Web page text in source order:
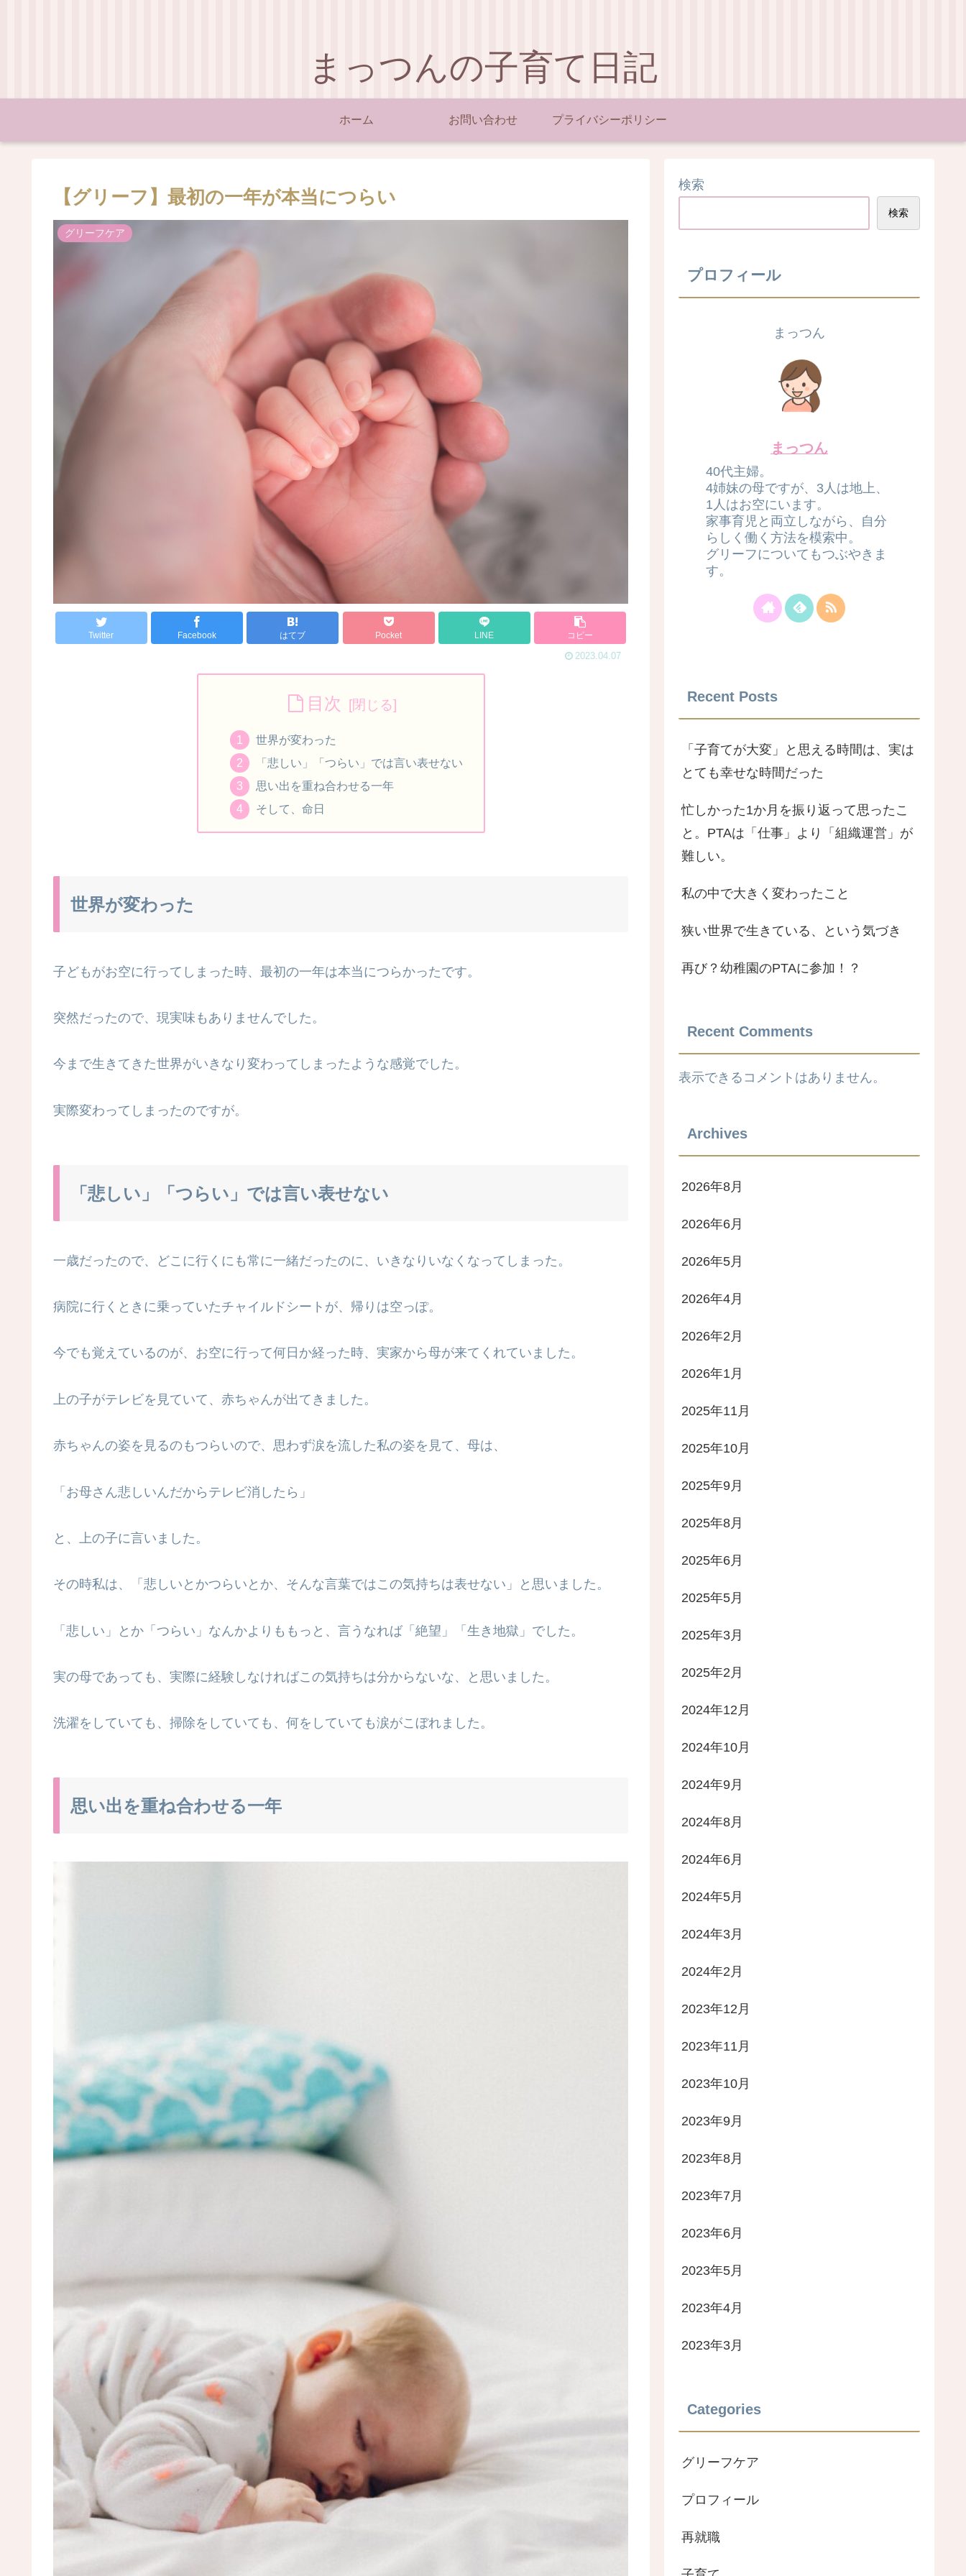
まっつんの子育て日記
ホーム お問い合わせ プライバシーポリシー
【グリーフ】最初の一年が本当につらい
グリーフケア
Twitter Facebook はてブ Pocket LINE コピー
2023.04.07
目次
世界が変わった
「悲しい」「つらい」では言い表せない
思い出を重ね合わせる一年
そして、命日
世界が変わった
子どもがお空に行ってしまった時、最初の一年は本当につらかったです。
突然だったので、現実味もありませんでした。
今まで生きてきた世界がいきなり変わってしまったような感覚でした。
実際変わってしまったのですが。
「悲しい」「つらい」では言い表せない
一歳だったので、どこに行くにも常に一緒だったのに、いきなりいなくなってしまった。
病院に行くときに乗っていたチャイルドシートが、帰りは空っぽ。
今でも覚えているのが、お空に行って何日か経った時、実家から母が来てくれていました。
上の子がテレビを見ていて、赤ちゃんが出てきました。
赤ちゃんの姿を見るのもつらいので、思わず涙を流した私の姿を見て、母は、
「お母さん悲しいんだからテレビ消したら」
と、上の子に言いました。
その時私は、「悲しいとかつらいとか、そんな言葉ではこの気持ちは表せない」と思いました。
「悲しい」とか「つらい」なんかよりももっと、言うなれば「絶望」「生き地獄」でした。
実の母であっても、実際に経験しなければこの気持ちは分からないな、と思いました。
洗濯をしていても、掃除をしていても、何をしていても涙がこぼれました。
思い出を重ね合わせる一年
検索
検索
プロフィール
まっつん
まっつん
40代主婦。
4姉妹の母ですが、3人は地上、
1人はお空にいます。
家事育児と両立しながら、自分
らしく働く方法を模索中。
グリーフについてもつぶやきま
す。
Recent Posts
「子育てが大変」と思える時間は、実は
とても幸せな時間だった
忙しかった1か月を振り返って思ったこ
と。PTAは「仕事」より「組織運営」が
難しい。
私の中で大きく変わったこと
狭い世界で生きている、という気づき
再び？幼稚園のPTAに参加！？
Recent Comments
表示できるコメントはありません。
Archives
2026年8月
2026年6月
2026年5月
2026年4月
2026年2月
2026年1月
2025年11月
2025年10月
2025年9月
2025年8月
2025年6月
2025年5月
2025年3月
2025年2月
2024年12月
2024年10月
2024年9月
2024年8月
2024年6月
2024年5月
2024年3月
2024年2月
2023年12月
2023年11月
2023年10月
2023年9月
2023年8月
2023年7月
2023年6月
2023年5月
2023年4月
2023年3月
Categories
グリーフケア
プロフィール
再就職